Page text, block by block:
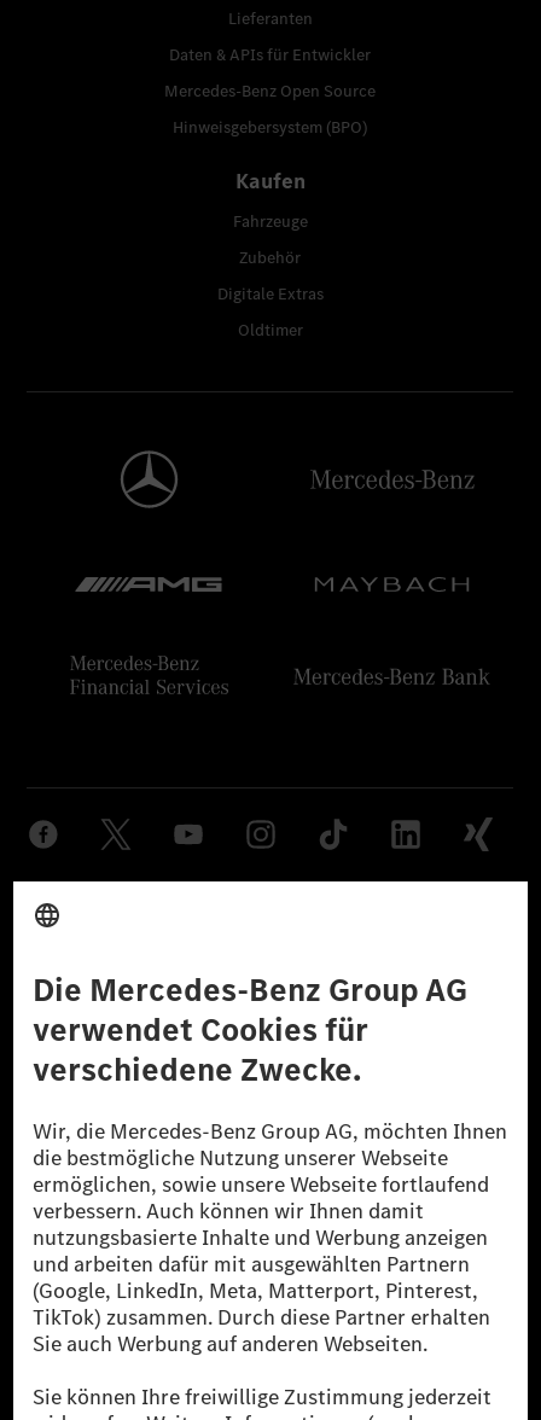
Lieferanten
Daten & APIs für Entwickler
Mercedes-Benz Open Source
Hinweisgebersystem (BPO)
Kaufen
Fahrzeuge
Zubehör
Digitale Extras
Oldtimer
© 2026 Mercedes-Benz Group AG. Alle Rechte vorbehalten.
reduzierte CO₂-Emissionen bei der Mercedes-Benz Group durch
zertifizierte Ausgleichsprojekte kompensiert werden.
[2] Renewable Charging ist ein integraler Bestandteil von MB.CHARGE
Public in Europa, den USA, Kanada und China. Sofern an der jeweiligen
Ladestation noch kein Strom aus erneuerbaren Energien vorliegt,
verwendet Renewable Charging Grünstromzertifikate*. Diese stellen
sicher, dass für Ladevorgänge über MB.CHARGE Public eine äquivalente
Strommenge aus erneuerbaren Energien ins Stromnetz eingespeist wird.
Sie stammen ausschließlich aus Wind- und Solarkraftanlagen, die jünger
als sechs Jahre sind.
* Inkl. EKOenergy Ökolabel
* Die angegebenen Werte wurden nach dem vorgeschriebenen
Messverfahren WLTP (Worldwide harmonised Light vehicles Test